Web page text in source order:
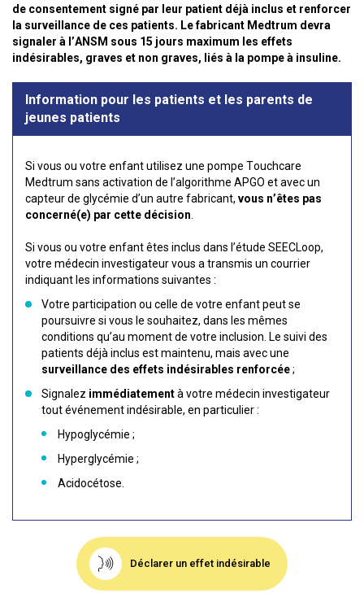
de consentement signé par leur patient déjà inclus et renforcer
la surveillance de ces patients. Le fabricant Medtrum devra
signaler à l’ANSM sous 15 jours maximum les effets
indésirables, graves et non graves, liés à la pompe à insuline.
Information pour les patients et les parents de
jeunes patients
Si vous ou votre enfant utilisez une pompe Touchcare
Medtrum sans activation de l’algorithme APGO et avec un
capteur de glycémie d’un autre fabricant, vous n’êtes pas
concerné(e) par cette décision
Si vous ou votre enfant êtes inclus dans l’étude SEECLoop,
votre médecin investigateur vous a transmis un courrier
indiquant les informations suivantes :
Votre participation ou celle de votre enfant peut se
poursuivre si vous le souhaitez, dans les mêmes
conditions qu’au moment de votre inclusion. Le suivi des
patients déjà inclus est maintenu, mais avec une
surveillance des effets indésirables renforcée;
Signalez immédiatementà votre médecin investigateur
tout événement indésirable, en particulier :
Hypoglycémie ;
Hyperglycémie ;
Acidocétose.
Déclarer un effet indésirable